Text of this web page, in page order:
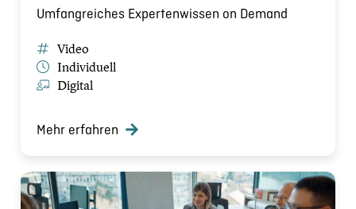
Umfangreiches Expertenwissen on Demand
Video
Individuell
Digital
Mehr erfahren